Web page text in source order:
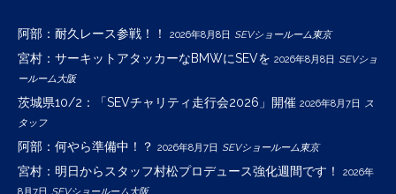
阿部：耐久レース参戦！！ 2026年8月8日 SEVショールーム東京
宮村：サーキットアタッカーなBMWにSEVを 2026年8月8日 SEVショ
ールーム大阪
茨城県10/2：「SEVチャリティ走行会2026」開催 2026年8月7日 ス
タッフ
阿部：何やら準備中！？ 2026年8月7日 SEVショールーム東京
宮村：明日からスタッフ村松プロデュース強化週間です！
2026年